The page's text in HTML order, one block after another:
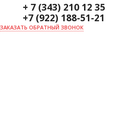
+ 7 (343) 210 12 35
+7 (922) 188-51-21
ЗАКАЗАТЬ ОБРАТНЫЙ ЗВОНОК